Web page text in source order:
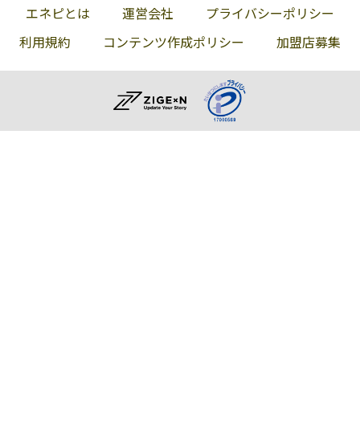
エネピとは 運営会社
プライバシーポリシー
利用規約
コンテンツ作成ポリシー 加盟店募集